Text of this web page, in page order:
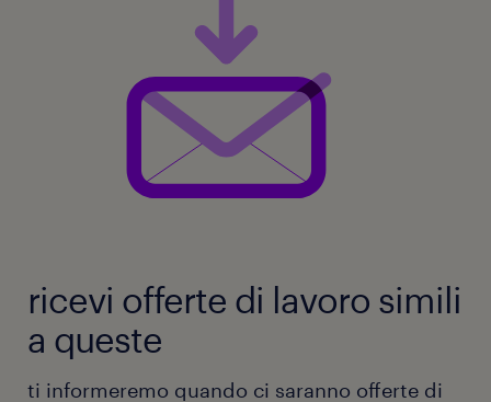
ricevi offerte di lavoro simili
a queste
ti informeremo quando ci saranno offerte di